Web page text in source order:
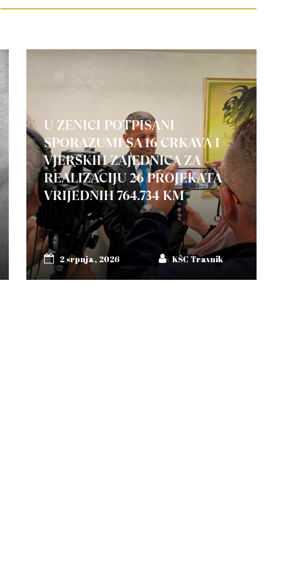
U ZENICI POTPISANI
SPORAZUMI SA 16 CRKAVA I
VJERSKIH ZAJEDNICA ZA
REALIZACIJU 26 PROJEKATA
VRIJEDNIH 764.734 KM
2 srpnja, 2026 KŠC Travnik